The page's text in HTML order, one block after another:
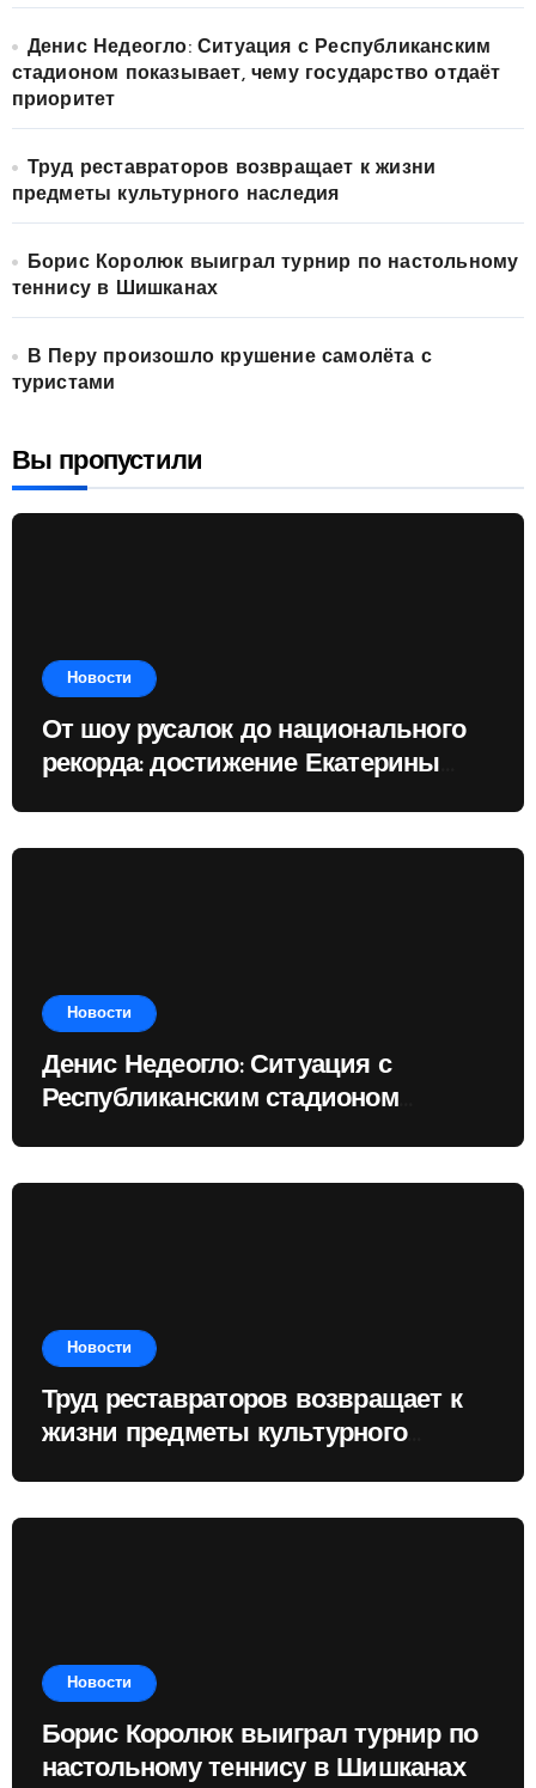
Денис Недеогло: Ситуация с Республиканским
стадионом показывает, чему государство отдаёт
приоритет
Труд реставраторов возвращает к жизни
предметы культурного наследия
Борис Королюк выиграл турнир по настольному
теннису в Шишканах
В Перу произошло крушение самолёта с
туристами
Вы пропустили
Новости
От шоу русалок до национального
рекорда: достижение Екатерины
Новости
Денис Недеогло: Ситуация с
Республиканским стадионом
Новости
Труд реставраторов возвращает к
жизни предметы культурного
Новости
Борис Королюк выиграл турнир по
настольному теннису в Шишканах